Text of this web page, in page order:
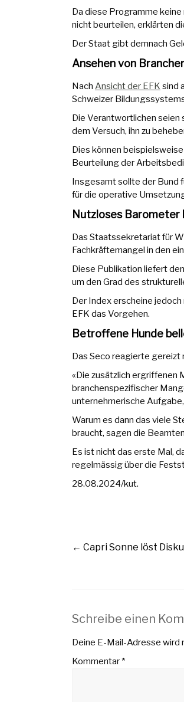
Da diese Programme
nicht beurteilen, erklärten
Der Staat gibt demnach
Ansehen von
Nach Ansicht der EFK sind
Schweizer
Die Verantwortlichen seien
dem Versuch, ihn zu
Dies können
Beurteilung der
Insgesamt sollte der Bund
für die operative
Nutzloses Barometer
Das Staatssekretariat für
Fachkräftemangel in den
Diese Publikation liefert
um den Grad des
Der Index erscheine
EFK das Vorgehen.
Betroffene Hunde
Das Seco reagierte gereizt
«Die zusätzlich ergriffenen
branchenspezifischer
unternehmerische
Warum es dann das viele
braucht, sagen die
Es ist nicht das erste Mal,
regelmässig über die
28.08.2024/kut.
← Capri Sonne löst
Schreibe einen
Deine E-Mail-Adresse wird
Kommentar*